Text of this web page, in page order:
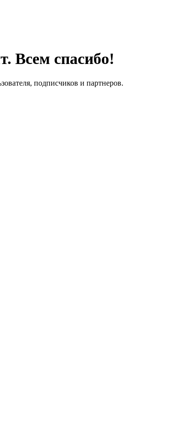
Всем спасибо!
подписчиков и партнеров.